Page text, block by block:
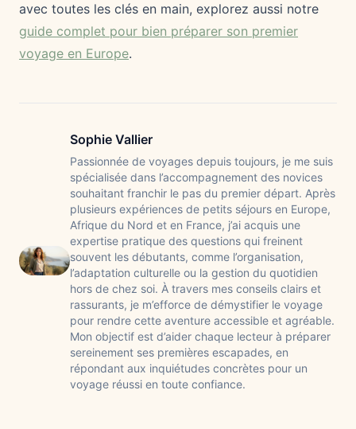
avec toutes les clés en main, explorez aussi notre
guide complet pour bien préparer son premier
voyage en Europe.
Sophie Vallier
Passionnée de voyages depuis toujours, je me suis
spécialisée dans l’accompagnement des novices
souhaitant franchir le pas du premier départ. Après
plusieurs expériences de petits séjours en Europe,
Afrique du Nord et en France, j’ai acquis une
expertise pratique des questions qui freinent
souvent les débutants, comme l’organisation,
l’adaptation culturelle ou la gestion du quotidien
hors de chez soi. À travers mes conseils clairs et
rassurants, je m’efforce de démystifier le voyage
pour rendre cette aventure accessible et agréable.
Mon objectif est d’aider chaque lecteur à préparer
sereinement ses premières escapades, en
répondant aux inquiétudes concrètes pour un
voyage réussi en toute confiance.